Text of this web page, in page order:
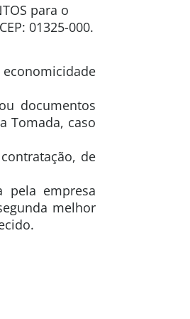
para o
01325-000.
economicidade
documentos
Tomada, caso
de
pela empresa
melhor